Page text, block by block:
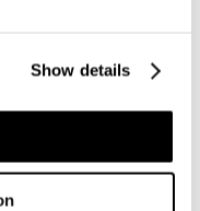
Show details
elevati. Cresce la
(18%), città d’arte (7%)
in aumento rispetto al
dai valori pre-pandemia.
hotel e villaggi
crescono appartamenti